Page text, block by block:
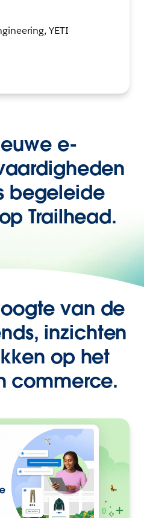
YETI
e-
begeleide
Trailhead.
van de
inzichten
op het
commerce.